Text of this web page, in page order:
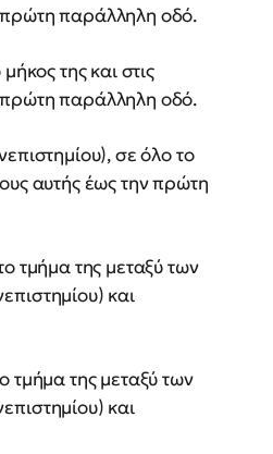
πρώτη παράλληλη οδό.
της και στις
πρώτη παράλληλη οδό.
σε όλο το
αυτής έως την πρώτη
τμήμα της μεταξύ των
και
τμήμα της μεταξύ των
και